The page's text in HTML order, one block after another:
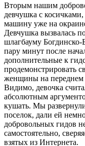
Вторым нашим
девчушка с
машину уже на
Девчушка вызвалась
шлагбауму Богдинско-
пару минут после
дополнительные к
продемонстрировать
женщины на переднем
Видимо, девочка
абсолютным
кушать. Мы
поселок, дали ей
добровольных гидов
самостоятельно,
взятых из Интернета.